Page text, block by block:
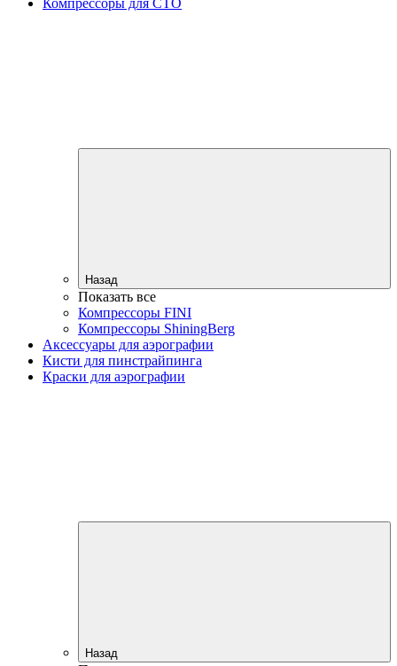
Назад
Показать все
Компрессоры FINI
Компрессоры ShiningBerg
Аксессуары для аэрографии
Кисти для пинстрайпинга
Краски для аэрографии
Назад